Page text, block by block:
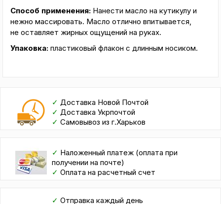
Способ применения: Нанести масло на кутикулу и
нежно массировать. Масло отлично впитывается,
не оставляет жирных ощущений на руках.
Упаковка: пластиковый флакон с длинным носиком.
✓ Доставка Новой Почтой
✓ Доставка Укрпочтой
✓ Самовывоз из г.Харьков
✓ Наложенный платеж (оплата при
получении на почте)
✓ Оплата на расчетный счет
✓ Отправка каждый день